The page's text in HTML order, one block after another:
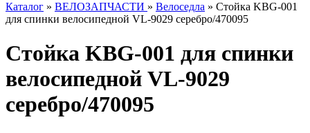
Каталог » ВЕЛОЗАПЧАСТИ » Велоседла » Стойка KBG-001
для спинки велосипедной VL-9029 серебро/470095
Стойка KBG-001 для спинки
велосипедной VL-9029
серебро/470095